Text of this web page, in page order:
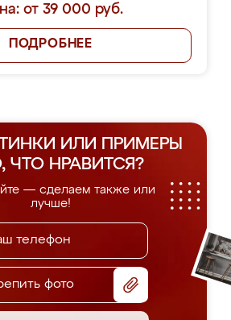
от 39 000 руб.
ПОДРОБНЕЕ
ИЛИ ПРИМЕРЫ
ЧТО НРАВИТСЯ?
— сделаем также или
лучше!
фото